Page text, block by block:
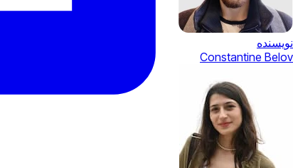
نویسنده
Constantine Belov